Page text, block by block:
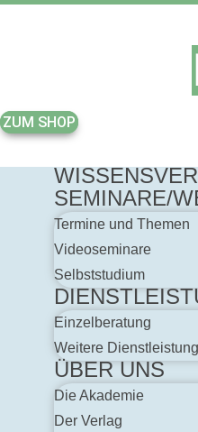
ZUM SHOP
SEMINARE/
Termine und Themen
Videoseminare
Selbststudium
Einzelberatung
Weitere
ÜBER UNS
Die Akademie
Der Verlag